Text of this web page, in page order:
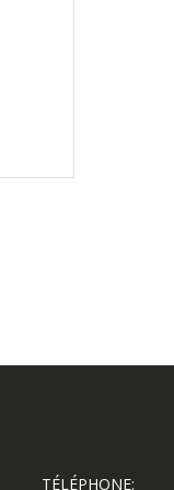
TÉLÉPHONE: